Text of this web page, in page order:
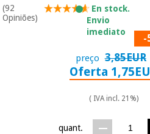
(92
Opiniões)
En stock.
Envio
imediato
-
preço 3,85EUR
Oferta
( IVA incl. 21%)
quant.